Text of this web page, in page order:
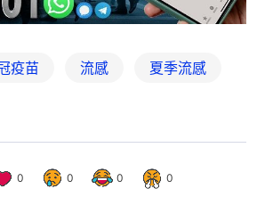
疫苗 流感 夏季流感
0 0 0 0